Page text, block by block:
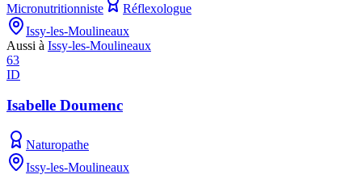
Micronutritionniste
Réflexologue
Issy-les-Moulineaux
Aussi à Issy-les-Moulineaux
63
ID
Isabelle Doumenc
Naturopathe
Issy-les-Moulineaux